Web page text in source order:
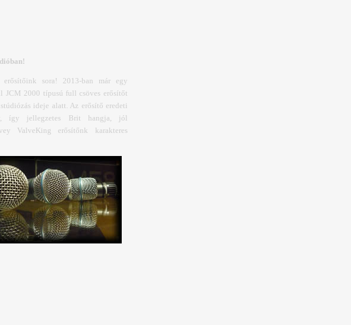
sora! 2013-ban már egy
JCM 2000 típusú full csöves erősítőt
ideje alatt. Az erősítő eredeti
így jellegzetes Brit hangja, jól
ValveKing erősítőnk karakteres